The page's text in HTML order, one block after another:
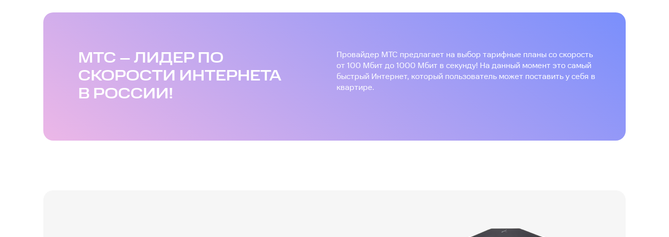
МТС – ЛИДЕР ПО
СКОРОСТИ ИНТЕРНЕТА
В РОССИИ!
Провайдер МТС предлагает на выбор тарифные планы со скорость
от 100 Мбит до 1000 Мбит в секунду! На данный момент это самый
быстрый Интернет, который пользователь может поставить у себя в
квартире.